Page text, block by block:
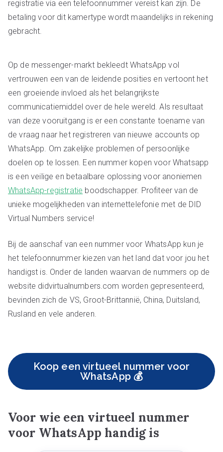
registratie via een telefoonnummer vereist kan zijn. De
betaling voor dit kamertype wordt maandelijks in rekening
gebracht.
Op de messenger-markt bekleedt WhatsApp vol
vertrouwen een van de leidende posities en vertoont het
een groeiende invloed als het belangrijkste
communicatiemiddel over de hele wereld. Als resultaat
van deze vooruitgang is er een constante toename van
de vraag naar het registreren van nieuwe accounts op
WhatsApp. Om zakelijke problemen of persoonlijke
doelen op te lossen. Een nummer kopen voor Whatsapp
is een veilige en betaalbare oplossing voor anoniemen
WhatsApp-registratie boodschapper. Profiteer van de
unieke mogelijkheden van internettelefonie met de DID
Virtual Numbers service!
Bij de aanschaf van een nummer voor WhatsApp kun je
het telefoonnummer kiezen van het land dat voor jou het
handigst is. Onder de landen waarvan de nummers op de
website didvirtualnumbers.com worden gepresenteerd,
bevinden zich de VS, Groot-Brittannië, China, Duitsland,
Rusland en vele anderen.
Koop een virtueel nummer voor
WhatsApp 💰
Voor wie een virtueel nummer
voor WhatsApp handig is